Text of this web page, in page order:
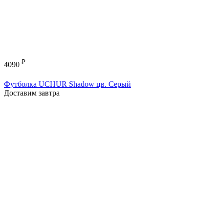
4090 ₽
Футболка UCHUR Shadow цв. Серый
Доставим завтра